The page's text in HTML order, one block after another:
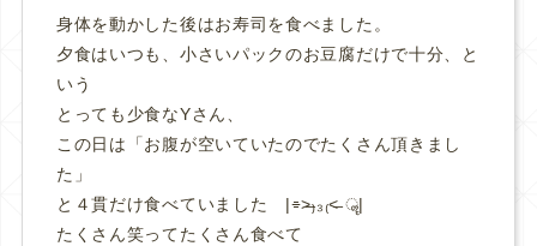
身体を動かした後はお寿司を食べました。
夕食はいつも、小さいパックのお豆腐だけで十分、と
いう
とっても少食なYさん、
この日は「お腹が空いていたのでたくさん頂きまし
た」
と４貫だけ食べていました |⌯˃̶₎₃₍˂̶ ॣ|
たくさん笑ってたくさん食べて